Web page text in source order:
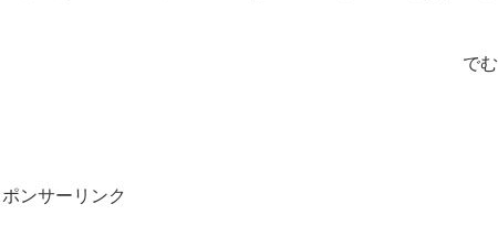
でむ
ポンサーリンク